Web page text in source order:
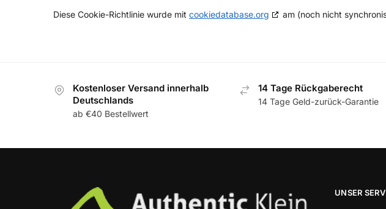
Diese Cookie-Richtlinie wurde mit cookiedatabase.org am (noch nicht
Kostenloser Versand innerhalb
Deutschlands
ab €40 Bestellwert
14 Tage Rückgaberecht
14 Tage Geld-zurück-Garantie
UNSER